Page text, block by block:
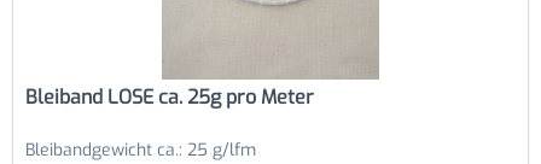
Bleiband LOSE ca. 25g pro Meter
Bleibandgewicht ca.: 25 g/lfm